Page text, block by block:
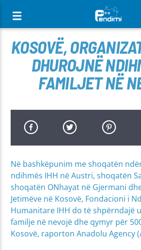
KOSOVË,
DHUROJNË
FAMILJET NË
Në bashkëpunim me shoqatën
ndihmës IHH në Austri, shoqatën
shoqatën ONhayat në Gjermani
Jetimëve në Kosovë, Fondacioni i
Humanitare IHH do të shpërndajë
familje në nevojë dhe qymyr për
Kosovë, raporton Anadolu Agency